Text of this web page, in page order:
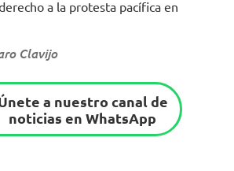
a la protesta pacífica en
Clavijo
a nuestro canal de
noticias en WhatsApp